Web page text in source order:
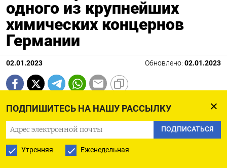
ПОДПИШИТЕСЬ НА НАШУ РАССЫЛКУ
ПОДПИСАТЬСЯ
Утренняя Еженедельная
одного из крупнейших
химических концернов
Германии
02.01.2023 Обновлено: 02.01.2023